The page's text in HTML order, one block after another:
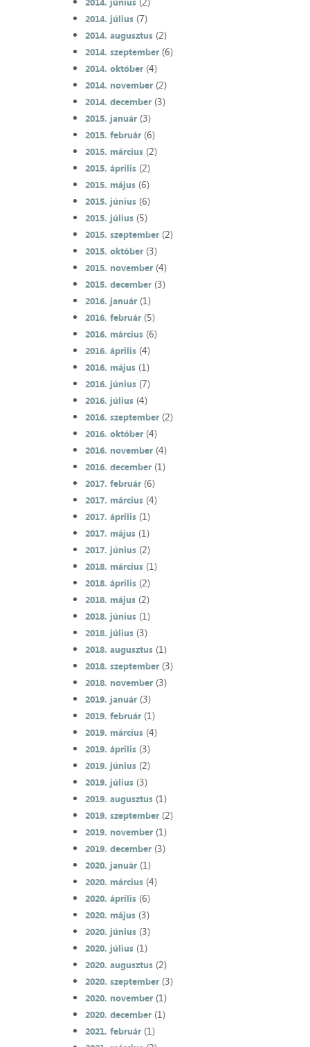
2014. július(7)
2014. augusztus(2)
2014. szeptember(6)
2014. október(4)
2014. november(2)
2014. december(3)
2015. január(3)
2015. február(6)
2015. március(2)
2015. április(2)
2015. május(6)
2015. június(6)
2015. július(5)
2015. szeptember(2)
2015. október(3)
2015. november(4)
2015. december(3)
2016. január(1)
2016. február(5)
2016. március(6)
2016. április(4)
2016. május(1)
2016. június(7)
2016. július(4)
2016. szeptember(2)
2016. október(4)
2016. november(4)
2016. december(1)
2017. február(6)
2017. március(4)
2017. április(1)
2017. május(1)
2017. június(2)
2018. március(1)
2018. április(2)
2018. május(2)
2018. június(1)
2018. július(3)
2018. augusztus(1)
2018. szeptember(3)
2018. november(3)
2019. január(3)
2019. február(1)
2019. március(4)
2019. április(3)
2019. június(2)
2019. július(3)
2019. augusztus(1)
2019. szeptember(2)
2019. november(1)
2019. december(3)
2020. január(1)
2020. március(4)
2020. április(6)
2020. május(3)
2020. június(3)
2020. július(1)
2020. augusztus(2)
2020. szeptember(3)
2020. november(1)
2020. december(1)
2021. február(1)